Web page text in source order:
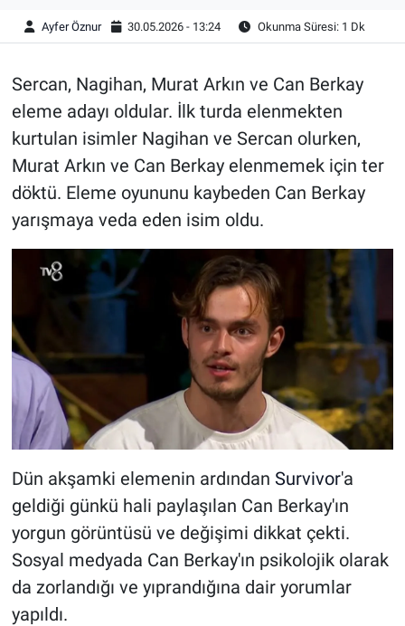
Ayfer Öznur 30.05.2026 - 13:24 Okunma Süresi: 1 Dk
Sercan, Nagihan, Murat Arkın ve Can Berkay
eleme adayı oldular. İlk turda elenmekten
kurtulan isimler Nagihan ve Sercan olurken,
Murat Arkın ve Can Berkay elenmemek için ter
döktü. Eleme oyununu kaybeden Can Berkay
yarışmaya veda eden isim oldu.
Dün akşamki elemenin ardından Survivor'a
geldiği günkü hali paylaşılan Can Berkay'ın
yorgun görüntüsü ve değişimi dikkat çekti.
Sosyal medyada Can Berkay'ın psikolojik olarak
da zorlandığı ve yıprandığına dair yorumlar
yapıldı.